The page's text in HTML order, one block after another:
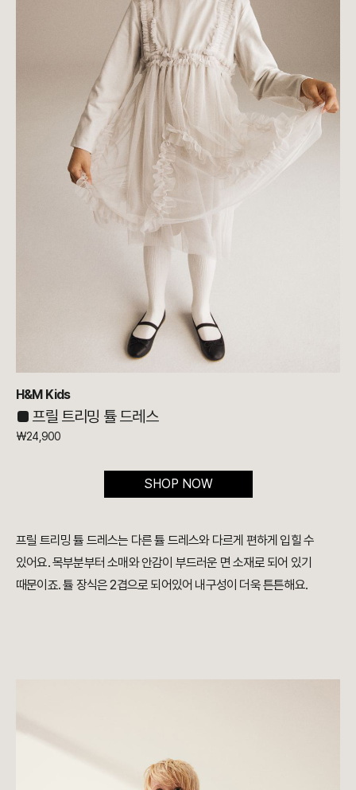
H&M Kids
■ 프릴 트리밍 튤 드레스
₩24,900
SHOP NOW
프릴 트리밍 튤 드레스는 다른 튤 드레스와 다르게 편하게 입힐 수
있어요. 목부분부터 소매와 안감이 부드러운 면 소재로 되어 있기
때문이죠. 튤 장식은 2겹으로 되어있어 내구성이 더욱 튼튼해요.